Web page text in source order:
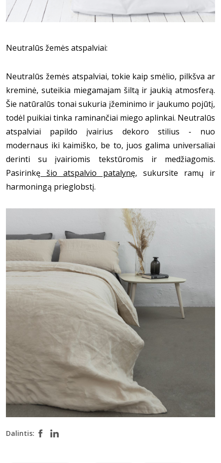
Neutralūs žemės atspalviai:
Neutralūs žemės atspalviai, tokie kaip smėlio, pilkšva ar
kreminė, suteikia miegamajam šiltą ir jaukią atmosferą.
Šie natūralūs tonai sukuria įžeminimo ir jaukumo pojūtį,
todėl puikiai tinka raminančiai miego aplinkai. Neutralūs
atspalviai papildo įvairius dekoro stilius - nuo
modernaus iki kaimiško, be to, juos galima universaliai
derinti su įvairiomis tekstūromis ir medžiagomis.
Pasirinkę šio atspalvio patalynę, sukursite ramų ir
harmoningą prieglobstį.
Dalintis: